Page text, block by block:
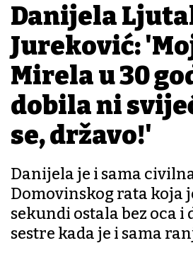
Danijela
Jureković:
Mirela u 30
dobila ni
se, državo!'
Danijela je i sama
Domovinskog rata koja
sekundi ostala bez oca i
sestre kada je i sama